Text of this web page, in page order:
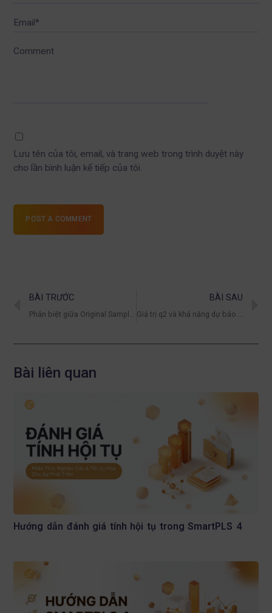
Email*
Comment
Lưu tên của tôi, email, và trang web trong trình duyệt này
cho lần bình luận kế tiếp của tôi.
POST A COMMENT
BÀI TRƯỚC BÀI SAU
Bài liên quan
Hướng dẫn đánh giá tính hội tụ trong SmartPLS 4